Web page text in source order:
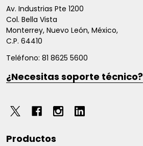
de
página
Av. Industrias Pte 1200
Col. Bella Vista
Monterrey, Nuevo León, México,
C.P. 64410
Teléfono: 81 8625 5600
¿Necesitas soporte técnico?
Productos